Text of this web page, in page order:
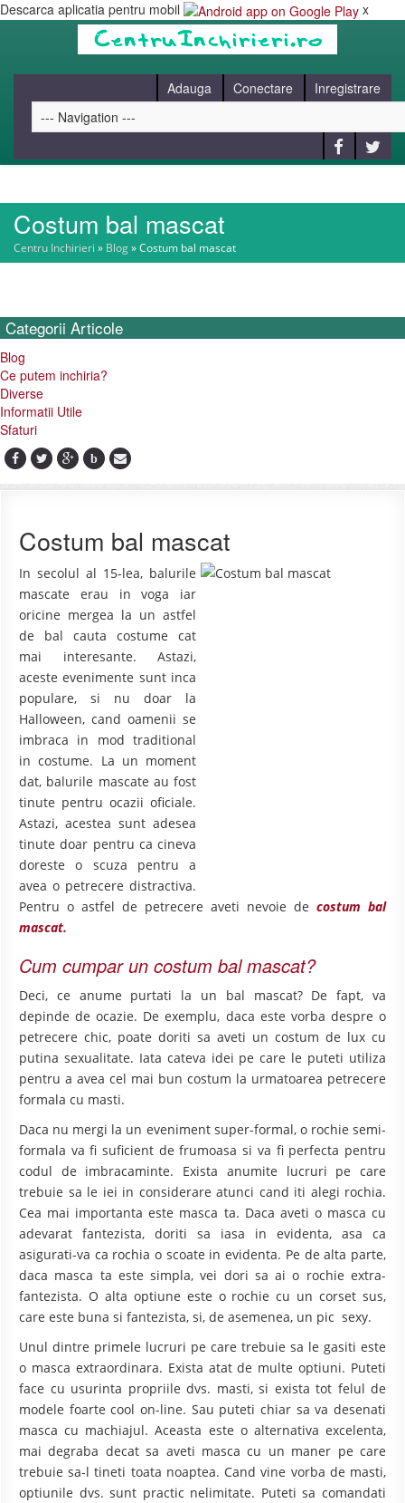
Descarca aplicatia pentru mobil x
Adauga Conectare Inregistrare
HOME
BLOG
CONTACT
Costum bal mascat
Centru Inchirieri » Blog»Costum bal mascat
Categorii Articole
Blog
Ce putem inchiria?
Diverse
Informatii Utile
Sfaturi
b
Costum bal mascat
In secolul al 15-lea, balurile
mascate erau in voga iar
oricine mergea la un astfel
de bal cauta costume cat
mai interesante. Astazi,
aceste evenimente sunt inca
populare, si nu doar la
Halloween, cand oamenii se
imbraca in mod traditional
in costume. La un moment
dat, balurile mascate au fost
tinute pentru ocazii oficiale.
Astazi, acestea sunt adesea
tinute doar pentru ca cineva
doreste o scuza pentru a
avea o petrecere distractiva.
Pentru o astfel de petrecere aveti nevoie de costum bal
mascat.
Cum cumpar un costum bal mascat?
Deci, ce anume purtati la un bal mascat? De fapt, va
depinde de ocazie. De exemplu, daca este vorba despre o
petrecere chic, poate doriti sa aveti un costum de lux cu
putina sexualitate. Iata cateva idei pe care le puteti utiliza
pentru a avea cel mai bun costum la urmatoarea petrecere
formala cu masti.
Daca nu mergi la un eveniment super-formal, o rochie semi-
formala va fi suficient de frumoasa si va fi perfecta pentru
codul de imbracaminte. Exista anumite lucruri pe care
trebuie sa le iei in considerare atunci cand iti alegi rochia.
Cea mai importanta este masca ta. Daca aveti o masca cu
adevarat fantezista, doriti sa iasa in evidenta, asa ca
asigurati-va ca rochia o scoate in evidenta. Pe de alta parte,
daca masca ta este simpla, vei dori sa ai o rochie extra-
fantezista. O alta optiune este o rochie cu un corset sus,
care este buna si fantezista, si, de asemenea, un pic sexy.
Unul dintre primele lucruri pe care trebuie sa le gasiti este
o masca extraordinara. Exista atat de multe optiuni. Puteti
face cu usurinta propriile dvs. masti, si exista tot felul de
modele foarte cool on-line. Sau puteti chiar sa va desenati
masca cu machiajul. Aceasta este o alternativa excelenta,
mai degraba decat sa aveti masca cu un maner pe care
trebuie sa-l tineti toata noaptea. Cand vine vorba de masti,
optiunile dvs. sunt practic nelimitate. Puteti sa comandati